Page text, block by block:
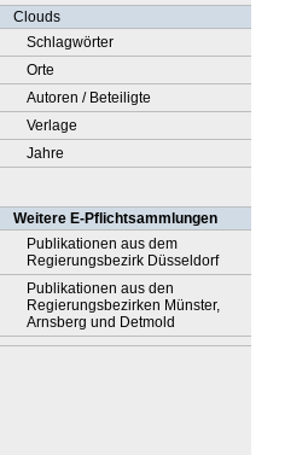
Clouds
Schlagwörter
Orte
Autoren / Beteiligte
Verlage
Jahre
Weitere E-Pflichtsammlungen
Publikationen aus dem
Regierungsbezirk Düsseldorf
Publikationen aus den
Regierungsbezirken Münster,
Arnsberg und Detmold